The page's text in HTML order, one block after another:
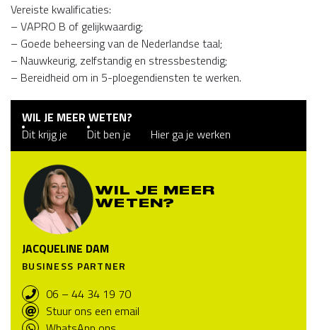
Vereiste kwalificaties:
– VAPRO B of gelijkwaardig;
– Goede beheersing van de Nederlandse taal;
– Nauwkeurig, zelfstandig en stressbestendig;
– Bereidheid om in 5-ploegendiensten te werken.
WIL JE MEER WETEN?
Dit krijg je
Dit ben je Hier ga je werken
WIL JE MEER
WETEN?
JACQUELINE DAM
BUSINESS PARTNER
06 – 44 34 19 70
Stuur ons een email